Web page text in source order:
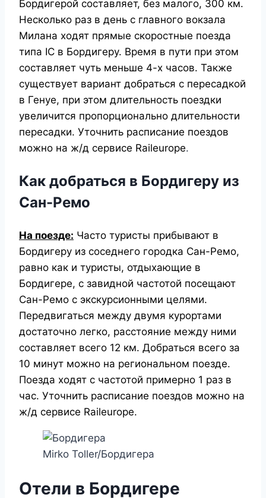
Бордигерой составляет, без малого, 300 км.
Несколько раз в день с главного вокзала
Милана ходят прямые скоростные поезда
типа IC в Бордигеру. Время в пути при этом
составляет чуть меньше 4-х часов. Также
существует вариант добраться с пересадкой
в Генуе, при этом длительность поездки
увеличится пропорционально длительности
пересадки. Уточнить расписание поездов
можно на ж/д сервисе Raileurope.
Как добраться в Бордигеру из
Сан-Ремо
На поезде: Часто туристы прибывают в
Бордигеру из соседнего городка Сан-Ремо,
равно как и туристы, отдыхающие в
Бордигере, с завидной частотой посещают
Сан-Ремо с экскурсионными целями.
Передвигаться между двумя курортами
достаточно легко, расстояние между ними
составляет всего 12 км. Добраться всего за
10 минут можно на региональном поезде.
Поезда ходят с частотой примерно 1 раз в
час. Уточнить расписание поездов можно на
ж/д сервисе Raileurope.
Mirko Toller/Бордигера
Отели в Бордигере